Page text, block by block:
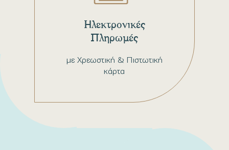
με Χρεωστική & Πιστωτική
κάρτα
Ηλεκτρονικές
Πληρωμές